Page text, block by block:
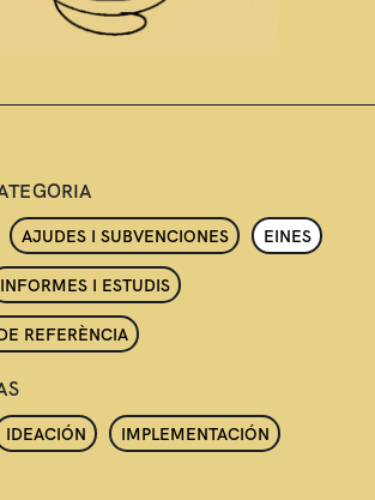
AJUDES I SUBVENCIONES EINES
INFORMES I ESTUDIS
REFERÈNCIA
IDEACIÓN IMPLEMENTACIÓN